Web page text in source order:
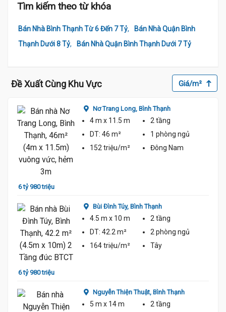
Tìm kiếm theo từ khóa
Bán Nhà Bình Thạnh Từ 6 Đến 7 Tỷ,
Bán Nhà Quận Bình
Thạnh Dưới 8 Tỷ, Bán Nhà Quận Bình Thạnh Dưới 7 Tỷ
Đề Xuất Cùng Khu Vực Giá/m²
6 tỷ 980 triệu
Nơ Trang Long, Bình Thạnh
4 m x 11.5 m
2 tầng
DT: 46 m² 1 phòng ngủ
152 triệu/m²
Đông Nam
6 tỷ 980 triệu
Bùi Đình Túy, Bình Thạnh
4.5 m x 10 m
2 tầng
DT: 42.2 m² 2 phòng ngủ
164 triệu/m²
Tây
Nguyễn Thiện Thuật, Bình Thạnh
5 m x 14 m
2 tầng